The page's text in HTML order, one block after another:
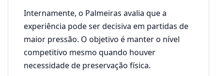
Internamente, o Palmeiras avalia que a
experiência pode ser decisiva em partidas de
maior pressão. O objetivo é manter o nível
competitivo mesmo quando houver
necessidade de preservação física.